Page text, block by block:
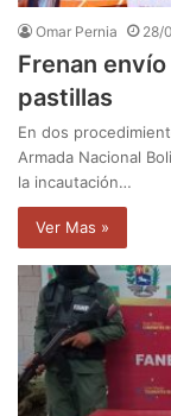
Omar Pernia 28/
Frenan
pastillas
En dos
Armada Nacional
la incautación…
Ver Mas »